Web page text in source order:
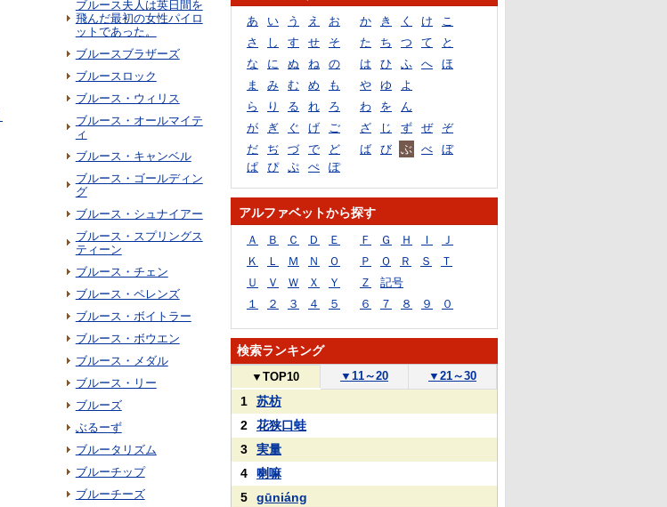
ブルース夫人は英日間を
飛んだ最初の女性パイロ
ットであった。
ブルースブラザーズ
ブルースロック
ブルース・ウィリス
ブルース・オールマイテ
ィ
ブルース・キャンベル
ブルース・ゴールディン
グ
ブルース・シュナイアー
ブルース・スプリングス
ティーン
ブルース・チェン
ブルース・ペレンズ
ブルース・ボイトラー
ブルース・ボウエン
ブルース・メダル
ブルース・リー
ブルーズ
ぶるーず
ブルータリズム
ブルーチップ
ブルーチーズ
あ い う え お か き く け
こ
さ
し す せ そ た ち つ て
と
な
に ぬ ね の は ひ ふ へ
ほ
ま
み む め も や ゆ
よ
ら
り る れ ろ わ を
ん
が
ぎ ぐ げ ご ざ じ ず ぜ
ぞ
だ
ぢ づ で ど ば び ぶ べ
ぼ
ぱ
ぴ ぷ ぺ ぽ
アルファベットから探す
Ａ Ｂ Ｃ Ｄ Ｅ Ｆ Ｇ Ｈ Ｉ
Ｊ
Ｋ
Ｌ Ｍ Ｎ Ｏ Ｐ Ｑ Ｒ Ｓ
Ｔ
Ｕ
Ｖ Ｗ Ｘ Ｙ Ｚ
記号
１
２ ３ ４ ５ ６ ７ ８ ９ ０
検索ランキング
▼ TOP10 ▼ 11～20 ▼ 21～30
1
苏枋
2
花狭口蛙
3
実量
4
喇嘛
5
gūniáng